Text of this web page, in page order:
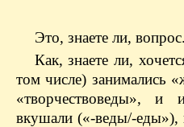
Это, знаете ли,
Как, знаете ли,
том числе) занимались
«творчествоведы», и
вкушали («-веды/-еды»),